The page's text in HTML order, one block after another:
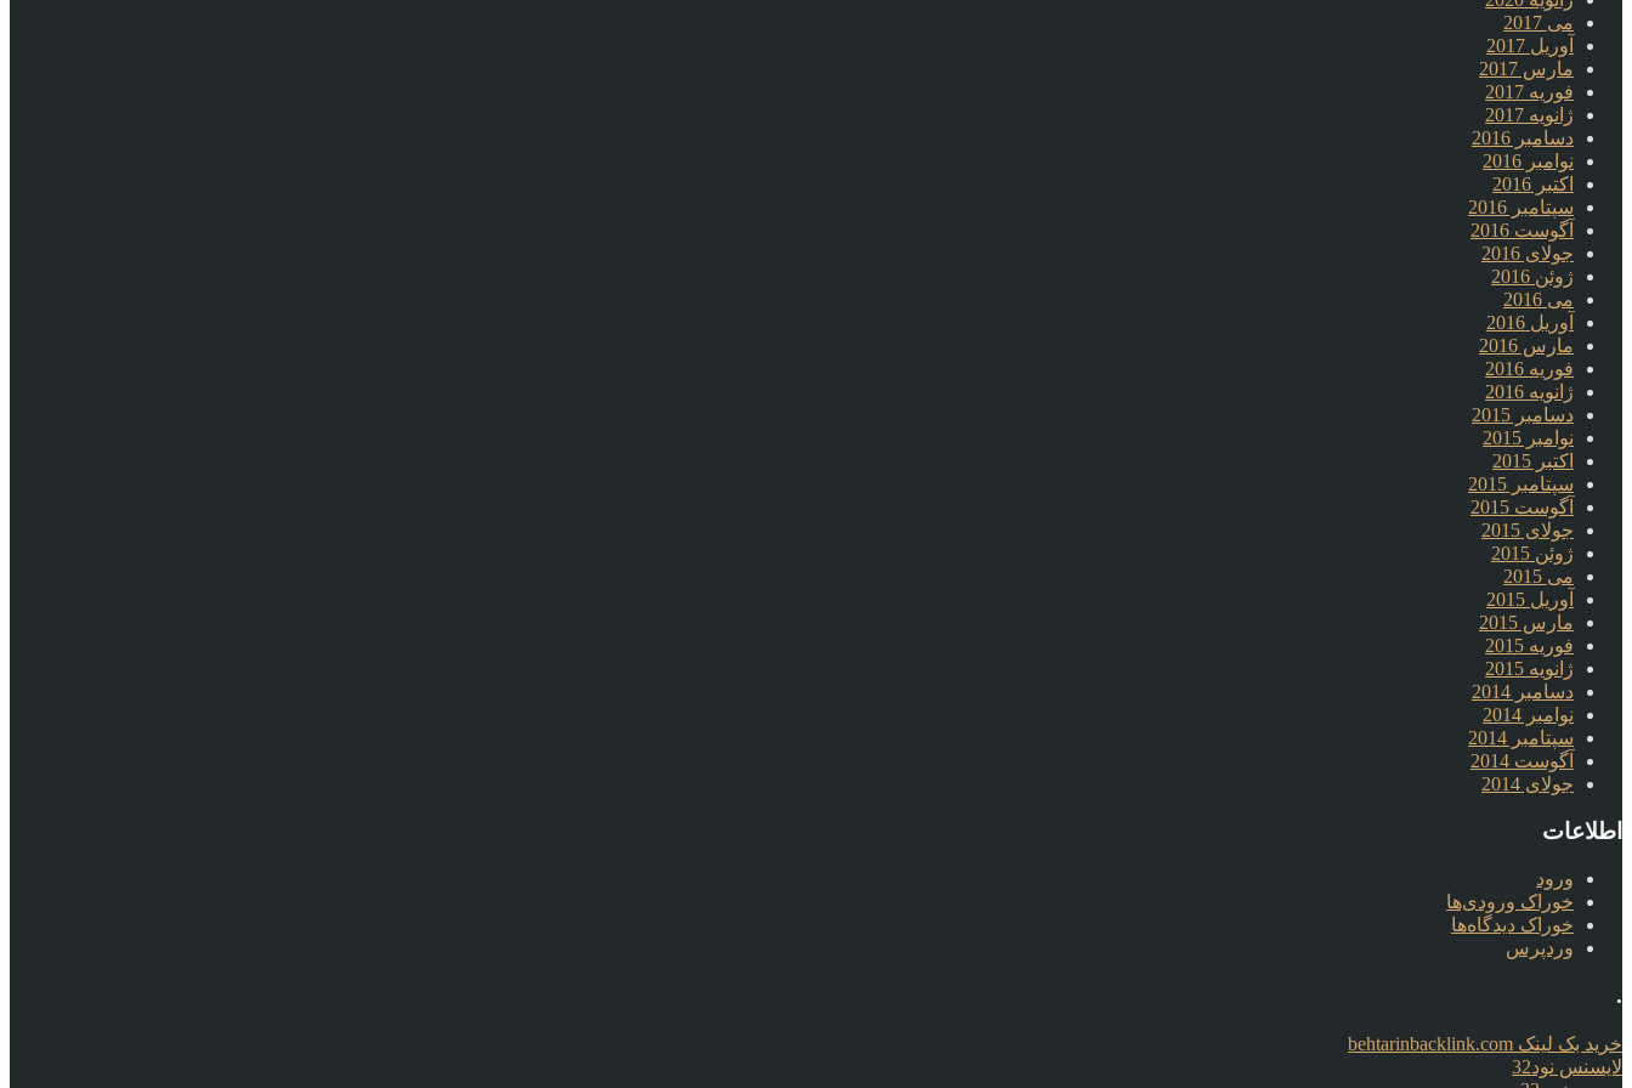
می 2017
آوریل 2017
مارس 2017
فوریه 2017
ژانویه 2017
دسامبر 2016
نوامبر 2016
اکتبر 2016
سپتامبر 2016
آگوست 2016
جولای 2016
ژوئن 2016
می 2016
آوریل 2016
مارس 2016
فوریه 2016
ژانویه 2016
دسامبر 2015
نوامبر 2015
اکتبر 2015
سپتامبر 2015
آگوست 2015
جولای 2015
ژوئن 2015
می 2015
آوریل 2015
مارس 2015
فوریه 2015
ژانویه 2015
دسامبر 2014
نوامبر 2014
سپتامبر 2014
آگوست 2014
جولای 2014
اطلاعات
ورود
خوراک ورودی‌ها
خوراک دیدگاه‌ها
وردپرس
.
خرید بک لینک behtarinbacklink.com
لایسنس نود32